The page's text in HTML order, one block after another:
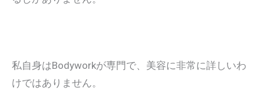
私自身はBodyworkが専門で、美容に非常に詳しいわ
けではありません。